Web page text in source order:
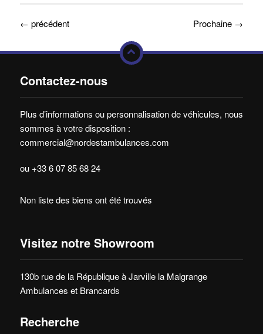
← précédent Prochaine →
Contactez-nous
Plus d’informations ou personnalisation de véhicules, nous
sommes à votre disposition :
commercial@nordestambulances.com
ou +33 6 07 85 68 24
Non liste des biens ont été trouvés
Visitez notre Showroom
130b rue de la République à Jarville la Malgrange
Ambulances et Brancards
Recherche